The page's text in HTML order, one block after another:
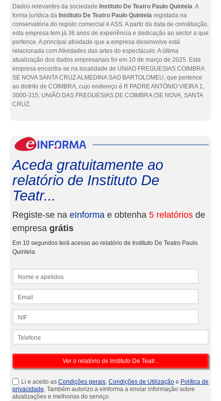
Dados relevantes da sociedade Instituto De Teatro Paulo Quintela. A
forma jurídica da Instituto De Teatro Paulo Quintela registada na
conservatória do registo comercial é ASS. A partir da data de constituição,
esta empresa tem já 36 anos de experiência e dedicação ao sector a que
pertence. A principal atividade que a empresa desenvolve está
relacionada com Atividades das artes do espectáculo. A última
atualização dos dados empresariais foi em 10 de março de 2025. Esta
empresa encontra-se na localidade de UNIAO FREGUESIAS COIMBRA
SE NOVA SANTA CRUZ ALMEDINA SAO BARTOLOMEU, que pertence
ao distrito de COIMBRA, cujo endereço é R PADRE ANTÓNIO VIEIRA 1,
3000-315, UNIÃO DAS FREGUESIAS DE COIMBRA (SE NOVA, SANTA
CRUZ.
Aceda gratuitamente ao
relatório de Instituto De
Teatr...
Registe-se na eInforma e obtenha 5 relatórios de
empresa grátis
Em 10 segundos terá acesso ao relatório de Instituto De Teatro Paulo
Quintela
Li e aceito as Condições gerais, Condições de Utilização e Política de
privacidade. Também autorizo a eInforma a enviar informação sobre
atualizações e melhorias do serviço.